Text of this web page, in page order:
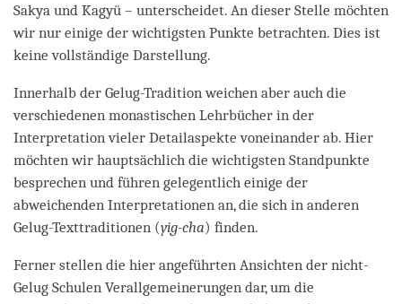
Sakya und Kagyü – unterscheidet. An dieser Stelle möchten
wir nur einige der wichtigsten Punkte betrachten. Dies ist
keine vollständige Darstellung.
Innerhalb der Gelug-Tradition weichen aber auch die
verschiedenen monastischen Lehrbücher in der
Interpretation vieler Detailaspekte voneinander ab. Hier
möchten wir hauptsächlich die wichtigsten Standpunkte
besprechen und führen gelegentlich einige der
abweichenden Interpretationen an, die sich in anderen
Gelug-Texttraditionen (yig-cha) finden.
Ferner stellen die hier angeführten Ansichten der nicht-
Gelug Schulen Verallgemeinerungen dar, um die